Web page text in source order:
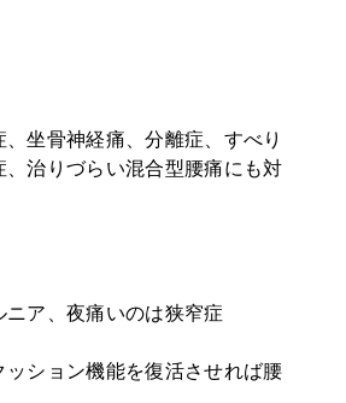
坐骨神経痛、分離症、すべり
治りづらい混合型腰痛にも対
‼
ニア、夜痛いのは狭窄症
ッション機能を復活させれば腰